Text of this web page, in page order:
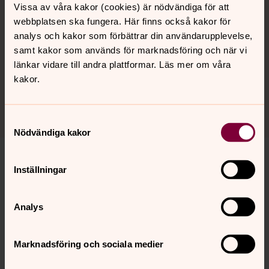
Vissa av våra kakor (cookies) är nödvändiga för att
webbplatsen ska fungera. Här finns också kakor för
analys och kakor som förbättrar din användarupplevelse,
samt kakor som används för marknadsföring och när vi
länkar vidare till andra plattformar. Läs mer om våra
kakor.
Nödvändiga kakor
Inställningar
Analys
Marknadsföring och sociala medier
inte att publicera personuppgifter som kan upplevas
som intrång i den personliga integriteten.
Observera att bild- och filmmaterial kan komma att
bevaras för arkivändamål av allmänt intresse och att vi
omfattas av en inomkyrklig offentlighetsprincip som
allmänheten.
Vilka rättigheter har du?
information om dina rättigheter enligt
integritetspolicy.Där hittar du även kontaktuppgifter till